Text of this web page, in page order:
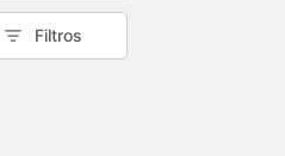
Filtros